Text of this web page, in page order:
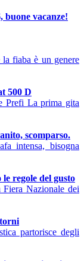
buone vacanze!
fiaba è un genere
500 D
Prefi La prima gita
scomparso.
intensa, bisogna
regole del gusto
Nazionale dei
partorisce degli